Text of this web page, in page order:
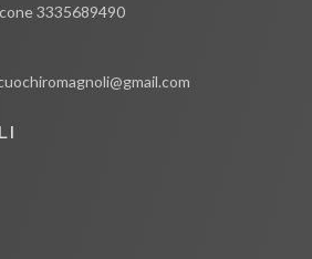
3335689490